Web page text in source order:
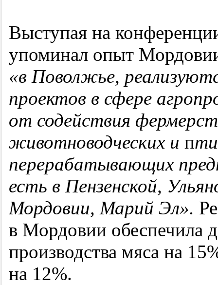
Выступая на
упоминал опыт
«в Поволжье,
проектов в сфере
от содействия
животноводческих и п
перерабатывающих
есть в Пензенской,
Мордовии, Марий Эл».
в Мордовии обеспечила
производства мяса на
на 12%.